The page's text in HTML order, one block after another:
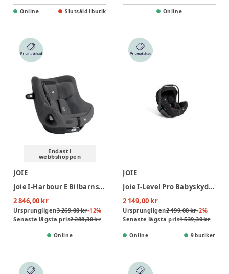
Online Slutsåld i butik Online
Endast i
webbshoppen
JOIE
Joie I-Harbour E Bilbarnstol - Ebony
2 846,00 kr
Ursprungligen3 269,00 kr-12%
Senaste lägsta pris2 288,30 kr
Online
JOIE
Joie I-Level Pro Babyskydd - Eclipse
2 149,00 kr
Ursprungligen2 199,00 kr-2%
Senaste lägsta pris1 539,30 kr
Online 9 butiker